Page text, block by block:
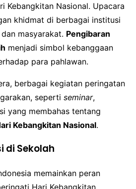
Kebangkitan Nasional. Upacara
khidmat di berbagai institusi
masyarakat. Pengibaran
menjadi simbol kebanggaan
para pahlawan.
berbagai kegiatan peringatan
seperti seminar,
yang membahas tentang
Kebangkitan Nasional.
di Sekolah
memainkan peran